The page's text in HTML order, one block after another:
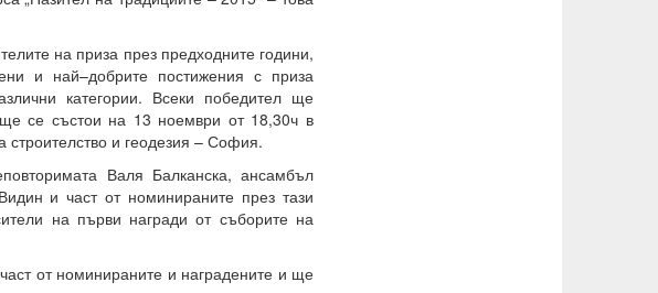
на приза през предходните години,
и най–добрите постижения с приза
категории. Всеки победител ще
ще се състои на 13 ноември от 18,30ч в
строителство и геодезия – София.
Валя Балканска, ансамбъл
и част от номинираните през тази
на първи награди от съборите на
от номинираните и наградените и ще